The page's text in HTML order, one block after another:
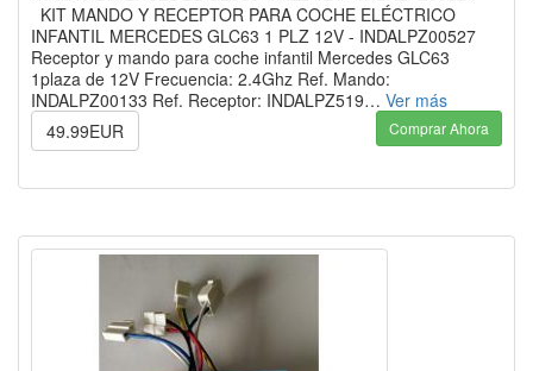
KIT MANDO Y RECEPTOR PARA COCHE ELÉCTRICO
INFANTIL MERCEDES GLC63 1 PLZ 12V - INDALPZ00527
Receptor y mando para coche infantil Mercedes GLC63
1plaza de 12V Frecuencia: 2.4Ghz Ref. Mando:
INDALPZ00133 Ref. Receptor: INDALPZ519… Ver más
49.99EUR
Comprar Ahora